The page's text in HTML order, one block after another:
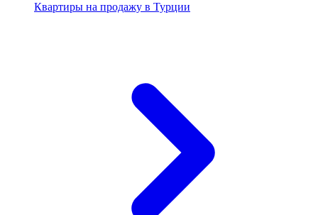
Квартиры на продажу в Турции